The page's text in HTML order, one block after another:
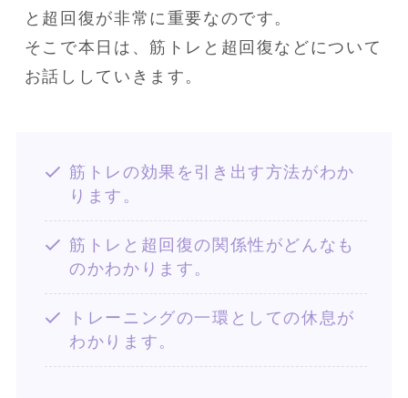
と超回復が非常に重要なのです。
そこで本日は、筋トレと超回復などについて
お話ししていきます。
筋トレの効果を引き出す方法がわか
ります。
筋トレと超回復の関係性がどんなも
のかわかります。
トレーニングの一環としての休息が
わかります。